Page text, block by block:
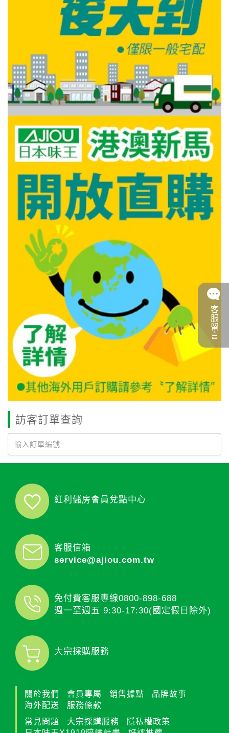
訪客訂單查詢
紅利儲房會員兌點中心
客服信箱
service@ajiou.com.tw
免付費客服專線0800-898-688
週一至週五 9:30-17:30(國定假日除外)
大宗採購服務
關於我們 會員專屬 銷售據點
品牌故事
海外配送
服務條款
常見問題
大宗採購服務
隱私權政策
客服留言